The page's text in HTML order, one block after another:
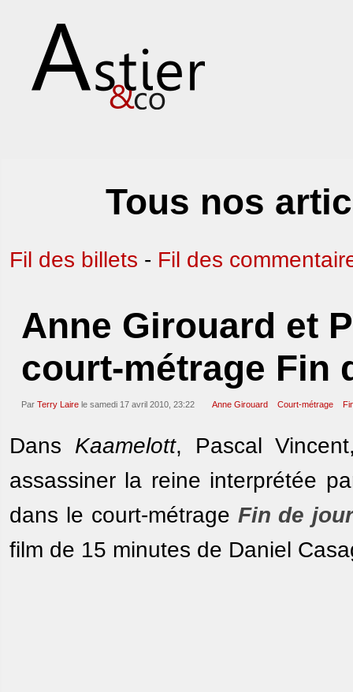
Tous nos
Fil des billets - Fil des
Anne Girouard et
court-métrage Fin
Par Terry Laire le samedi 17 avril 2010, 23:22 Anne Girouard Court-métrage
Dans Kaamelott, Pascal
assassiner la reine interprétée
dans le court-métrage Fin de
film de 15 minutes de Daniel